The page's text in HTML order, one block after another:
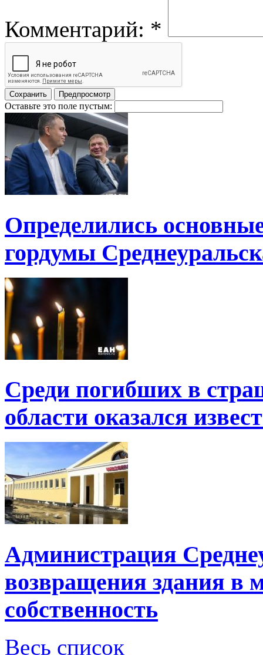
Комментарий: *
Оставьте это поле пустым:
Определились
гордумы
Среди погибших в
области оказался
Администрация
возвращения здания в
собственность
Весь список